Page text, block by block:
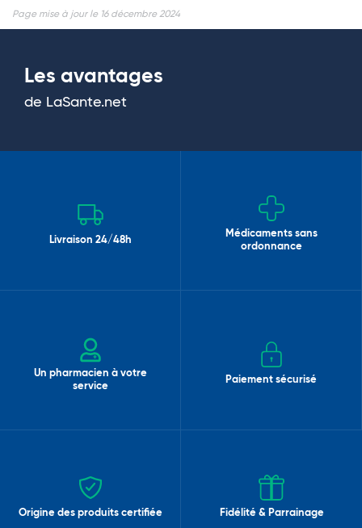
Page mise à jour le 16 décembre 2024
Les avantages
de LaSante.net
Livraison 24/48h
Médicaments sans
ordonnance
Un pharmacien à votre
service
Paiement sécurisé
Origine des produits certifiée Fidélité & Parrainage